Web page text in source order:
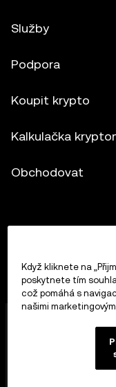
Služby
Podpora
Koupit krypto
Kalkulačka
Obchodovat
obchodním
pro
jako
maltským
Když kliknete na
poskytnete tím
což pomáhá s
našimi